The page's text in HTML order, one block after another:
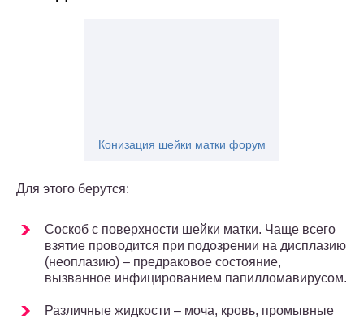
Конизация шейки матки форум
Для этого берутся:
Соскоб с поверхности шейки матки. Чаще всего
взятие проводится при подозрении на дисплазию
(неоплазию) – предраковое состояние,
вызванное инфицированием папилломавирусом.
Различные жидкости – моча, кровь, промывные